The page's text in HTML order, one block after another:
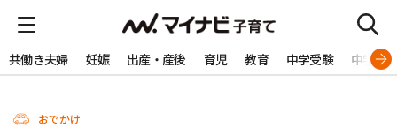
共働き夫婦 妊娠 出産・産後 育児 教育 中学受験 中学生
おでかけ